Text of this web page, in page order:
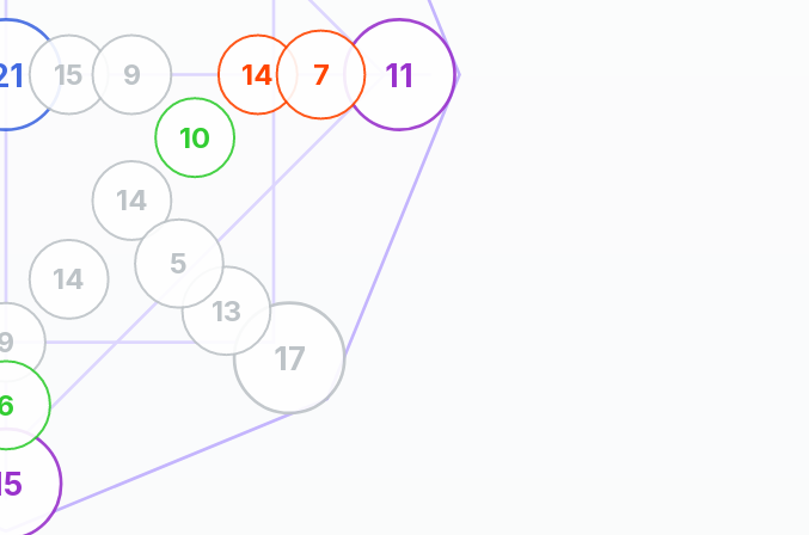
11
17
14
14
10
14 7
15 9
13
5